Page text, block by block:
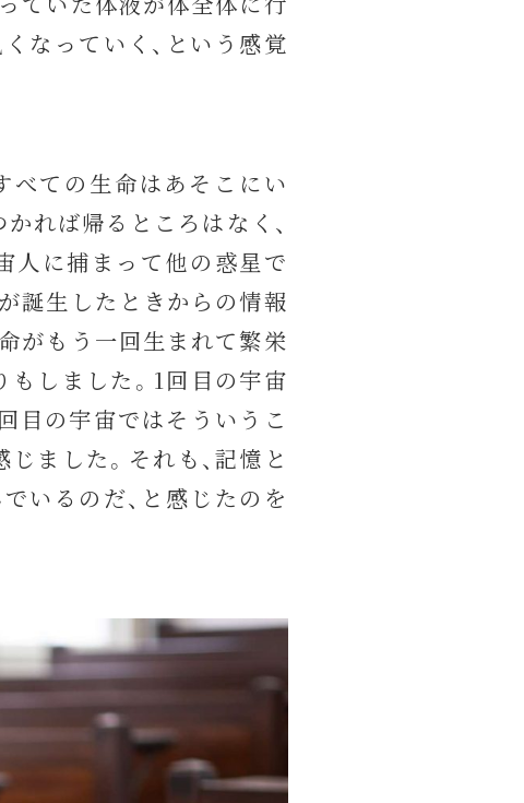
なっていく、という感覚
べての生命はあそこにい
れば帰るところはなく、
人に捕まって他の惑星で
誕生したときからの情報
がもう一回生まれて繁栄
しました。1回目の宇宙
目の宇宙ではそういうこ
ました。それも、記憶と
いるのだ、と感じたのを